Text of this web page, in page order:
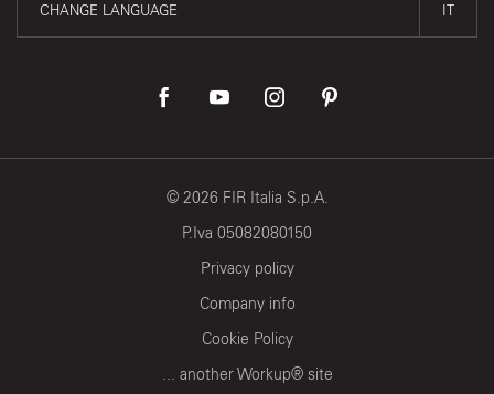
CHANGE LANGUAGE IT
© 2026 FIR Italia S.p.A.
P.Iva 05082080150
Privacy policy
Company info
Cookie Policy
... another Workup® site